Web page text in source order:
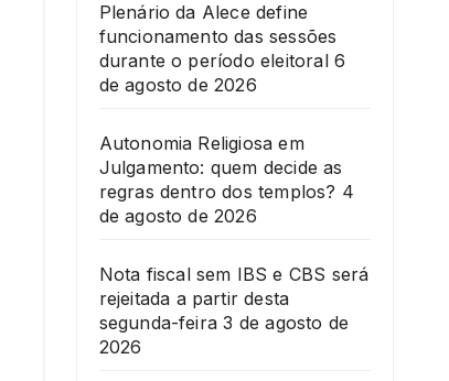
Plenário da Alece define
funcionamento das sessões
durante o período eleitoral 6
de agosto de 2026
Autonomia Religiosa em
Julgamento: quem decide as
regras dentro dos templos? 4
de agosto de 2026
Nota fiscal sem IBS e CBS será
rejeitada a partir desta
segunda-feira 3 de agosto de
2026